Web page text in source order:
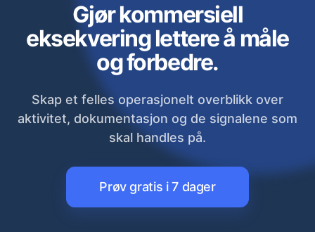
Gjør kommersiell
eksekvering lettere å måle
og forbedre.
Skap et felles operasjonelt overblikk over
aktivitet, dokumentasjon og de signalene som
skal handles på.
Prøv gratis i 7 dager